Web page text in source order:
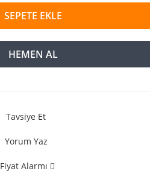
SEPETE EKLE
HEMEN AL
Tavsiye Et
Yorum Yaz
Fiyat Alarmı